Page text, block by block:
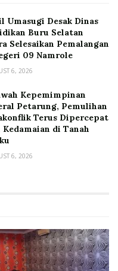
Umasugi Desak Dinas
Buru Selatan
Selesaikan Pemalangan
09 Namrole
6, 2026
Kepemimpinan
Petarung, Pemulihan
Terus Dipercepat
Kedamaian di Tanah
6, 2026